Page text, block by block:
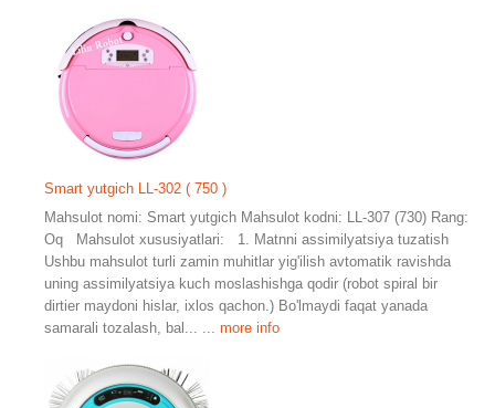
Smart yutgich LL-302 ( 750 )
Mahsulot nomi: Smart yutgich Mahsulot kodni: LL-307 (730) Rang:
Oq Mahsulot xususiyatlari: 1. Matnni assimilyatsiya tuzatish
Ushbu mahsulot turli zamin muhitlar yig'ilish avtomatik ravishda
uning assimilyatsiya kuch moslashishga qodir (robot spiral bir
dirtier maydoni hislar, ixlos qachon.) Bo'lmaydi faqat yanada
samarali tozalash, bal...
... more info